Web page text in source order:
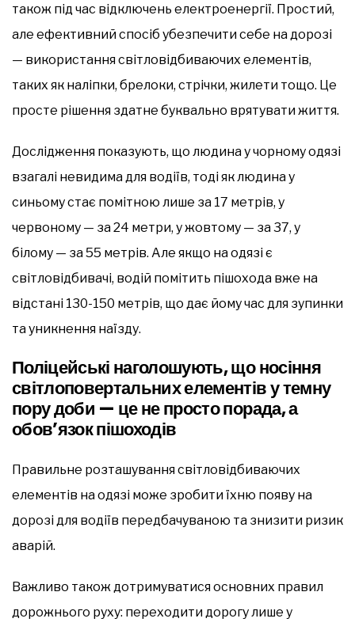
також під час відключень електроенергії. Простий,
але ефективний спосіб убезпечити себе на дорозі
— використання світловідбиваючих елементів,
таких як наліпки, брелоки, стрічки, жилети тощо. Це
просте рішення здатне буквально врятувати життя.
Дослідження показують, що людина у чорному одязі
взагалі невидима для водіїв, тоді як людина у
синьому стає помітною лише за 17 метрів, у
червоному — за 24 метри, у жовтому — за 37, у
білому — за 55 метрів. Але якщо на одязі є
світловідбивачі, водій помітить пішохода вже на
відстані 130-150 метрів, що дає йому час для зупинки
та уникнення наїзду.
Поліцейські наголошують, що носіння
світлоповертальних елементів у темну
пору доби — це не просто порада, а
обов’язок пішоходів
Правильне розташування світловідбиваючих
елементів на одязі може зробити їхню появу на
дорозі для водіїв передбачуваною та знизити ризик
аварій.
Важливо також дотримуватися основних правил
дорожнього руху: переходити дорогу лише у